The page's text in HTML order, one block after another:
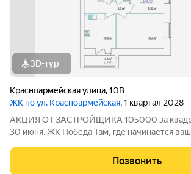
3D-тур
Красноармейская улица,10В
ЖК по ул. Красноармейская, 1 квартал 2028
АКЦИЯ ОТ ЗАСТРОЙЩИКА 105000 за
30 июня. ЖК Победа Там, где начинается
современный 5-этажный кирпичный дом на
созданный в формате уютного
Позвонить